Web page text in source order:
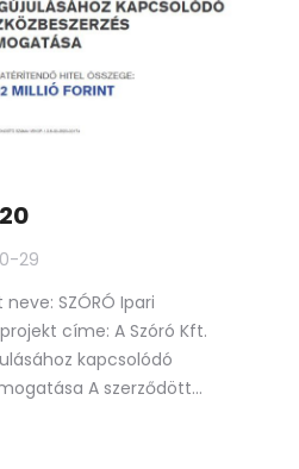
29
SZÓRÓ Ipari
címe: A Szóró Kft.
kapcsolódó
A szerződött…